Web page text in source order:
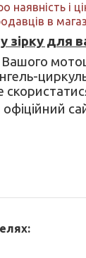
і
в
зірку для